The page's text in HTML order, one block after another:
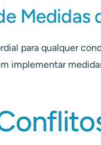
Medidas
para qualquer
implementar